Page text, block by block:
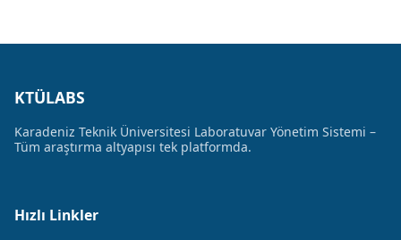
KTÜLABS
Karadeniz Teknik Üniversitesi Laboratuvar Yönetim Sistemi –
Tüm araştırma altyapısı tek platformda.
Hızlı Linkler